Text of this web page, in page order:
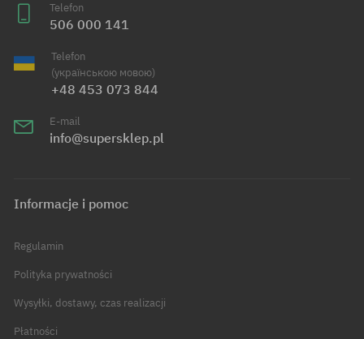
Telefon
506 000 141
Telefon
(українською мовою)
+48 453 073 844
E-mail
info@supersklep.pl
Informacje i pomoc
Regulamin
Polityka prywatności
Wysyłki, dostawy, czas realizacji
Płatności